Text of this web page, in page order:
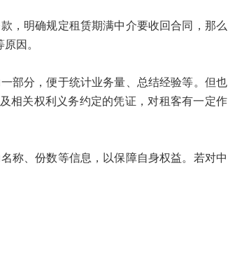
明确规定租赁期满中介要收回合同，那么
因。
分，便于统计业务量、总结经验等。但也
相关权利义务约定的凭证，对租客有一定作
、份数等信息，以保障自身权益。若对中